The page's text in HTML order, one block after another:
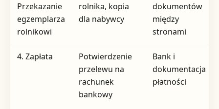
Przekazanie
egzemplarza
rolnikowi
rolnika, kopia
dla nabywcy
dokumentów
między
stronami
4. Zapłata
Potwierdzenie
przelewu na
rachunek
bankowy
Bank i
dokumentacja
płatności